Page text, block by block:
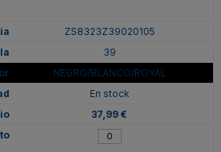
ZS8323Z39020105
39
NEGRO/BLANCO/ROYAL
En stock
37,99 €